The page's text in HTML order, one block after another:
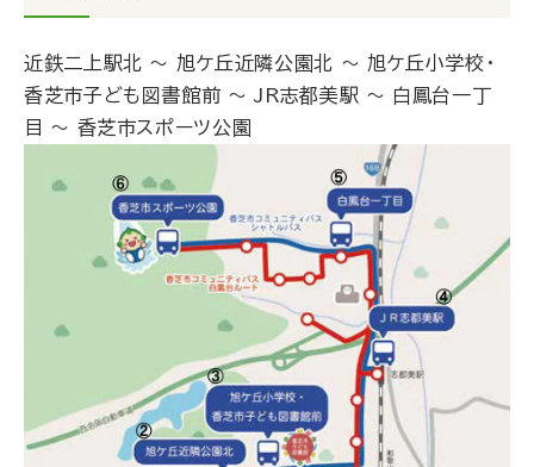
近鉄二上駅北 ～ 旭ケ丘近隣公園北 ～ 旭ケ丘小学校・
香芝市子ども図書館前 ～ JR志都美駅 ～ 白鳳台一丁
目 ～ 香芝市スポーツ公園